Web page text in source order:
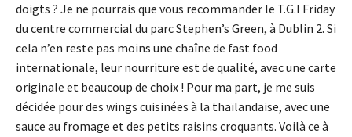
doigts ? Je ne pourrais que vous recommander le T.G.I Friday
du centre commercial du parc Stephen’s Green, à Dublin 2. Si
cela n’en reste pas moins une chaîne de fast food
internationale, leur nourriture est de qualité, avec une carte
originale et beaucoup de choix ! Pour ma part, je me suis
décidée pour des wings cuisinées à la thaïlandaise, avec une
sauce au fromage et des petits raisins croquants. Voilà ce à